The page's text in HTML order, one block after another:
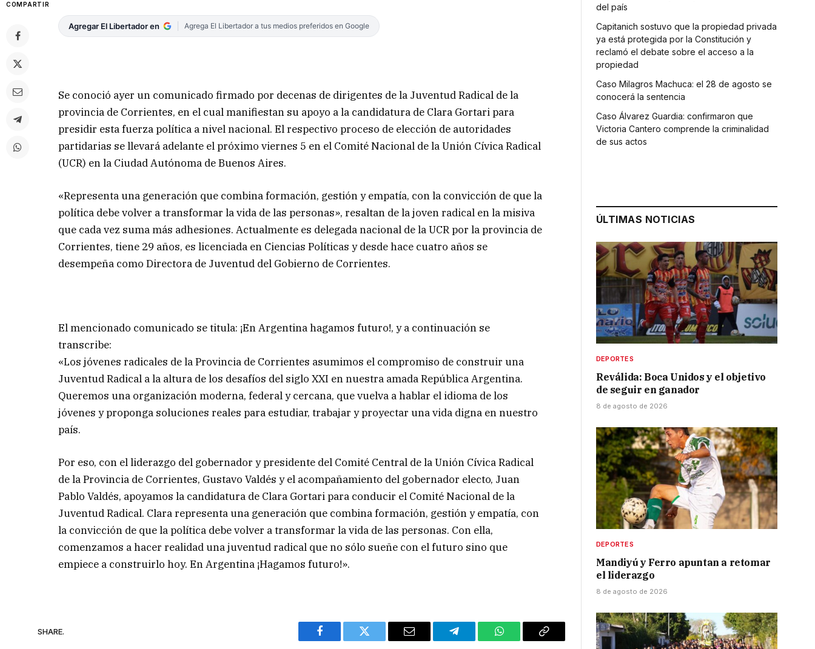
COMPARTIR
Agregar El Libertador en Agrega El Libertador a tus medios preferidos en Google
Se conoció ayer un comunicado firmado por decenas de dirigentes de la Juventud Radical de la
provincia de Corrientes, en el cual manifiestan su apoyo a la candidatura de Clara Gortari para
presidir esta fuerza política a nivel nacional. El respectivo proceso de elección de autoridades
partidarias se llevará adelante el próximo viernes 5 en el Comité Nacional de la Unión Cívica Radical
(UCR) en la Ciudad Autónoma de Buenos Aires.
«Representa una generación que combina formación, gestión y empatía, con la convicción de que la
política debe volver a transformar la vida de las personas», resaltan de la joven radical en la misiva
que cada vez suma más adhesiones. Actualmente es delegada nacional de la UCR por la provincia de
Corrientes, tiene 29 años, es licenciada en Ciencias Políticas y desde hace cuatro años se
desempeña como Directora de Juventud del Gobierno de Corrientes.
El mencionado comunicado se titula: ¡En Argentina hagamos futuro!, y a continuación se
transcribe:
«Los jóvenes radicales de la Provincia de Corrientes asumimos el compromiso de construir una
Juventud Radical a la altura de los desafíos del siglo XXI en nuestra amada República Argentina.
Queremos una organización moderna, federal y cercana, que vuelva a hablar el idioma de los
jóvenes y proponga soluciones reales para estudiar, trabajar y proyectar una vida digna en nuestro
país.
Por eso, con el liderazgo del gobernador y presidente del Comité Central de la Unión Cívica Radical
de la Provincia de Corrientes, Gustavo Valdés y el acompañamiento del gobernador electo, Juan
Pablo Valdés, apoyamos la candidatura de Clara Gortari para conducir el Comité Nacional de la
Juventud Radical. Clara representa una generación que combina formación, gestión y empatía, con
la convicción de que la política debe volver a transformar la vida de las personas. Con ella,
comenzamos a hacer realidad una juventud radical que no sólo sueñe con el futuro sino que
empiece a construirlo hoy. En Argentina ¡Hagamos futuro!».
SHARE.
Facebook Twitter Email Telegram WhatsAppCopy
del país
Capitanich sostuvo que la propiedad privada
ya está protegida por la Constitución y
reclamó el debate sobre el acceso a la
propiedad
Caso Milagros Machuca: el 28 de agosto se
conocerá la sentencia
Caso Álvarez Guardia: confirmaron que
Victoria Cantero comprende la criminalidad
de sus actos
ÚLTIMAS NOTICIAS
DEPORTES
Reválida: Boca Unidos y el objetivo
de seguir en ganador
8 de agosto de 2026
DEPORTES
Mandiyú y Ferro apuntan a retomar
el liderazgo
8 de agosto de 2026